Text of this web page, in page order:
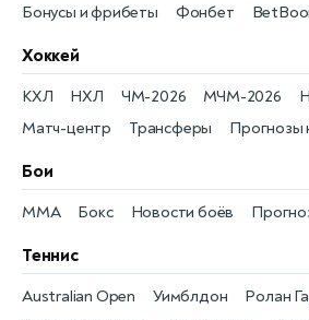
Бонусы и фрибеты
Фонбет
Хоккей
КХЛ
Матч-центр
НХЛ
Трансферы
ЧМ-2026
Прогнозы
МЧМ-2026
Бои
Новости боёв
MMA Бокс
Теннис
Australian Open
Уимблдон
Ролан